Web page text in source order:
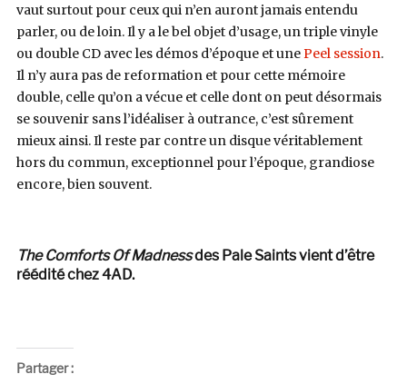
vaut surtout pour ceux qui n’en auront jamais entendu
parler, ou de loin. Il y a le bel objet d’usage, un triple vinyle
ou double CD avec les démos d’époque et unePeel session.
Il n’y aura pas de reformation et pour cette mémoire
double, celle qu’on a vécue et celle dont on peut désormais
se souvenir sans l’idéaliser à outrance, c’est sûrement
mieux ainsi. Il reste par contre un disque véritablement
hors du commun, exceptionnel pour l’époque, grandiose
encore, bien souvent.
The Comforts Of Madnessdes Pale Saints vient d’être
réédité chez 4AD.
Partager :